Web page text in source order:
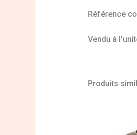
Référence
Vendu à
Produits